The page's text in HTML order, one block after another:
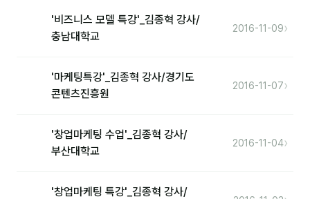
온라인강의 수강 후기
전체 도구
제안·영업
'비즈니스 모델 특강'_김종혁 강사/
충남대학교
2016-11-09›
'마케팅특강'_김종혁 강사/경기도
콘텐츠진흥원
2016-11-07›
'창업마케팅 수업'_김종혁 강사/
부산대학교
2016-11-04›
'창업마케팅 특강'_김종혁 강사/